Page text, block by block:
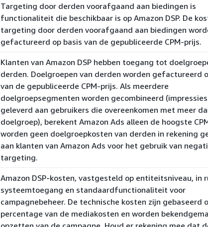
Targeting door derden voorafgaand aan biedingen is
functionaliteit die beschikbaar is op Amazon DSP. De
targeting door derden voorafgaand aan biedingen
gefactureerd op basis van de gepubliceerde CPM-prijs.
Klanten van Amazon DSP hebben toegang tot
derden. Doelgroepen van derden worden gefactureerd
van de gepubliceerde CPM-prijs. Als meerdere
doelgroepsegmenten worden gecombineerd
geleverd aan gebruikers die overeenkomen met meer
doelgroep), berekent Amazon Ads alleen de hoogste
worden geen doelgroepkosten van derden in rekening
aan klanten van Amazon Ads voor het gebruik van
targeting.
Amazon DSP-kosten, vastgesteld op entiteitsniveau, in
systeemtoegang en standaardfunctionaliteit voor
campagnebeheer. De technische kosten zijn gebaseerd
percentage van de mediakosten en worden